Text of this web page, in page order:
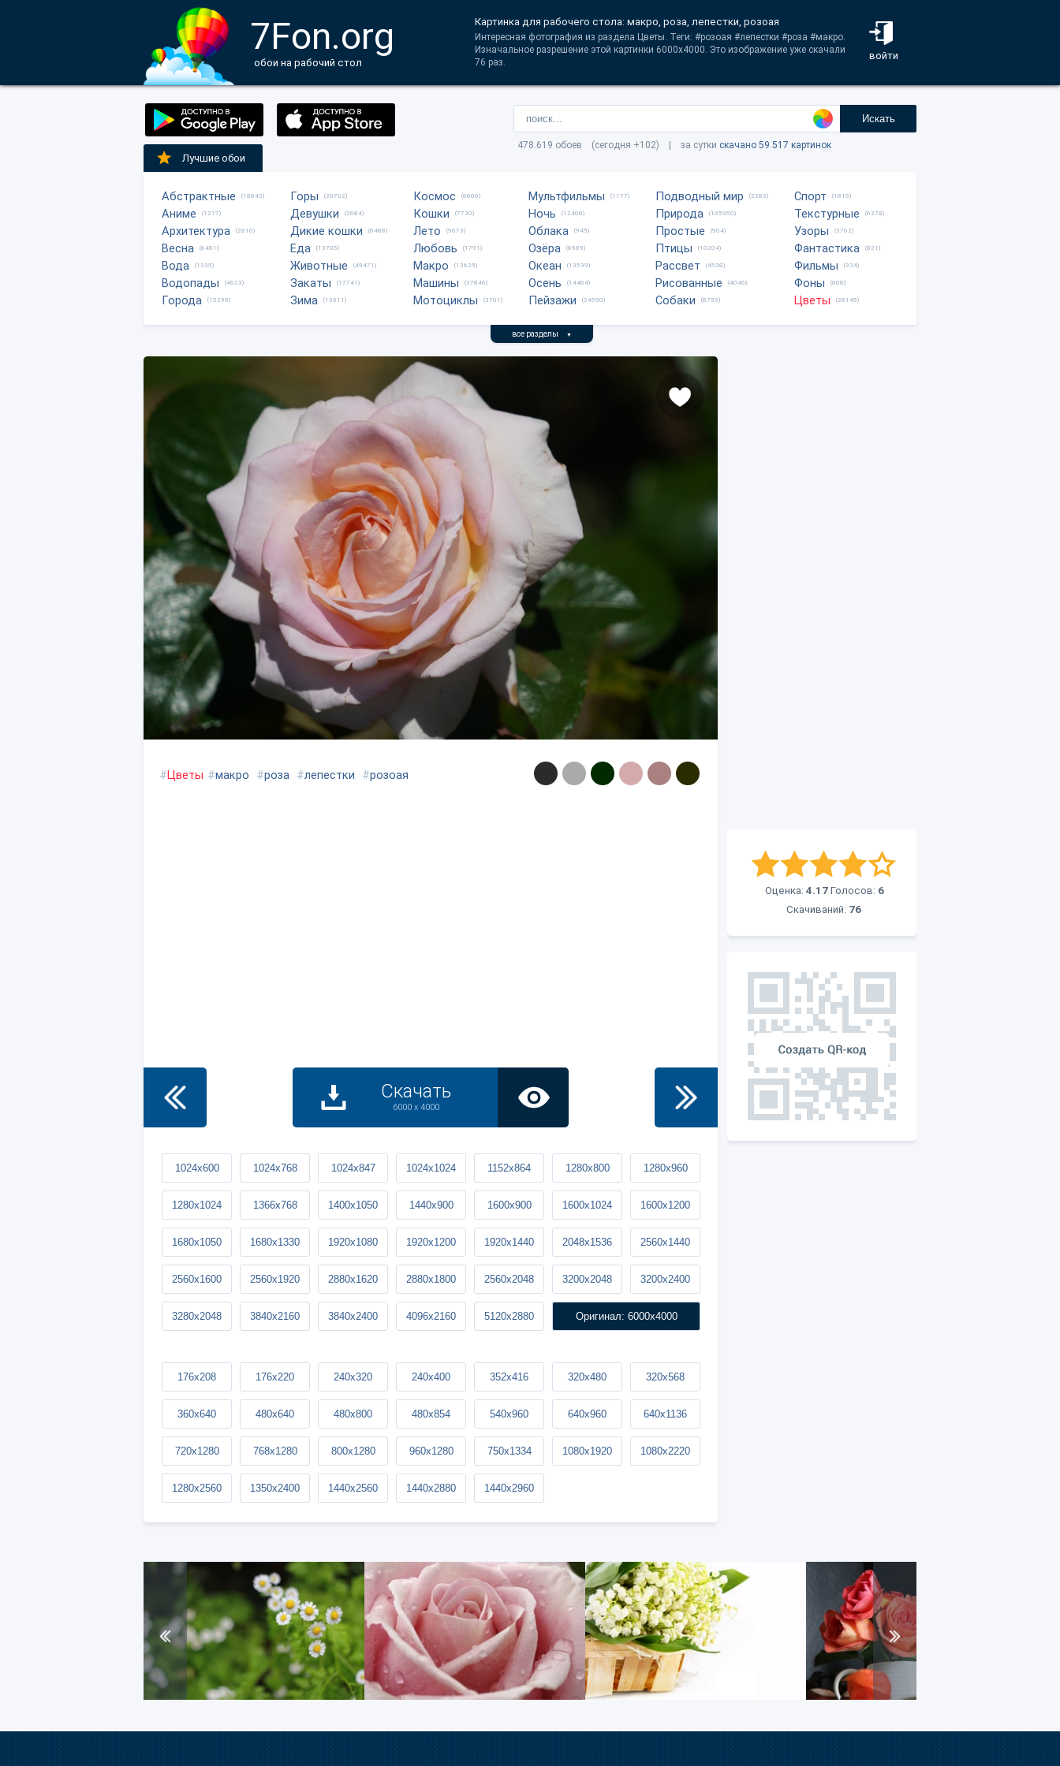
7Fon.org
обои на рабочий стол
войти
Картинка для рабочего стола: макро, роза, лепестки, розоая
Интересная фотография из раздела Цветы. Теги: #розоая #лепестки #роза #макро.
Изначальное разрешение этой картинки 6000x4000. Это изображение уже скачали
76 раз.
Искать
478.619 обоев (сегодня +102) | за сутки скачано 59.517 картинок
Лучшие обои
Абстрактные (18042)
Аниме (1217)
Архитектура (2816)
Весна (6481)
Вода (1335)
Водопады (4623)
Города (15295)
Горы (20702)
Девушки (2684)
Дикие кошки (6488)
Еда (13705)
Животные (49471)
Закаты (17741)
Зима (13511)
Космос (6006)
Кошки (7730)
Лето (9673)
Любовь (1791)
Макро (12625)
Машины (37846)
Мотоциклы (3701)
Мультфильмы (1177)
Ночь (12408)
Облака (945)
Озёра (6989)
Океан (13539)
Осень (14464)
Пейзажи (24590)
Подводный мир (2282)
Природа (105950)
Простые (904)
Птицы (10204)
Рассвет (4538)
Рисованные (4046)
Собаки (8759)
Спорт (1815)
Текстурные (6378)
Узоры (3762)
Фантастика (821)
Фильмы (334)
Фоны (608)
Цветы (28145)
все разделы ▼
Оценка: 4.17 Голосов: 6
Скачиваний: 76
#Цветы #макро #роза #лепестки #розоая
Скачать
6000 x 4000
1024x600 1024x768 1024x847 1024x1024 1152x864 1280x800 1280x960
1280x1024 1366x768 1400x1050 1440x900 1600x900 1600x1024 1600x1200
1680x1050 1680x1330 1920x1080 1920x1200 1920x1440 2048x1536 2560x1440
2560x1600 2560x1920 2880x1620 2880x1800 2560x2048 3200x2048 3200x2400
3280x2048 3840x2160 3840x2400 4096x2160 5120x2880 Оригинал: 6000x4000
176x208 176x220 240x320 240x400 352x416 320x480 320x568
360x640 480x640 480x800 480x854 540x960 640x960 640x1136
720x1280 768x1280 800x1280 960x1280 750x1334 1080x1920 1080x2220
1280x2560 1350x2400 1440x2560 1440x2880 1440x2960